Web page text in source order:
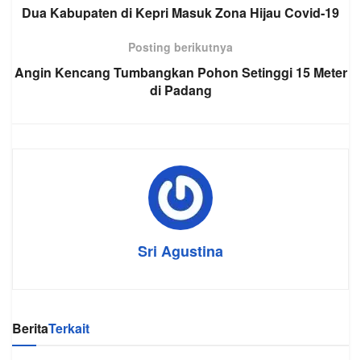
Dua Kabupaten di Kepri Masuk Zona Hijau Covid-19
Posting berikutnya
Angin Kencang Tumbangkan Pohon Setinggi 15 Meter
di Padang
Sri Agustina
BeritaTerkait